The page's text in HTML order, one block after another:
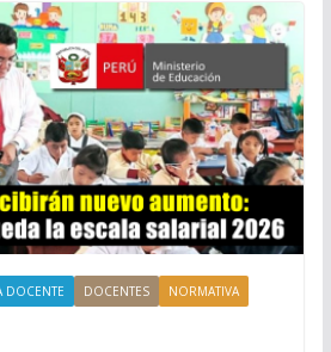
DOCENTE DOCENTES
NORMATIVA